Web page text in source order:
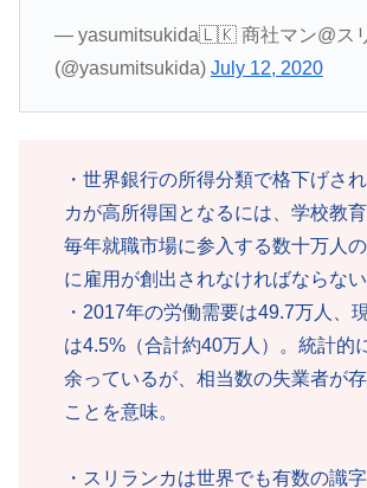
— yasumitsukida🇱🇰 商社マン@ス
(@yasumitsukida) July 12, 2020
・世界銀行の所得分類で格下げさ
カが高所得国となるには、学校教
毎年就職市場に参入する数十万人
に雇用が創出されなければならない
・2017年の労働需要は49.7万人、
は4.5%（合計約40万人）。統計的
余っているが、相当数の失業者が
ことを意味。
・スリランカは世界でも有数の識字